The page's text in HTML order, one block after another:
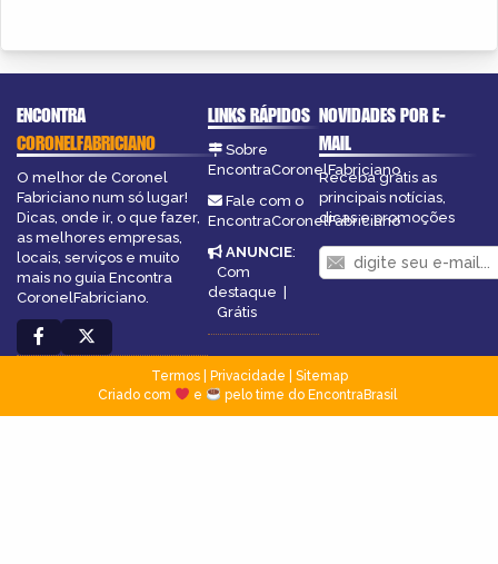
ENCONTRA
CORONELFABRICIANO
O melhor de Coronel
Fabriciano num só lugar!
Dicas, onde ir, o que fazer,
as melhores empresas,
locais, serviços e muito
mais no guia Encontra
CoronelFabriciano.
LINKS RÁPIDOS
Sobre
EncontraCoronelFabriciano
Fale com o
EncontraCoronelFabriciano
ANUNCIE:
Com
destaque |
Grátis
NOVIDADES POR E-
MAIL
Receba grátis as
principais notícias,
dicas e promoções
Termos| Privacidade
Sitemap
Criado com
e pelo time do EncontraBrasil